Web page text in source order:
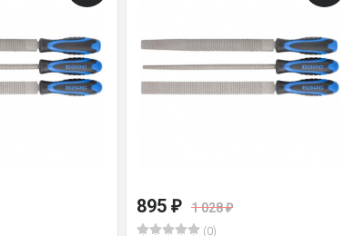
895 ₽ 1 028₽
(0)